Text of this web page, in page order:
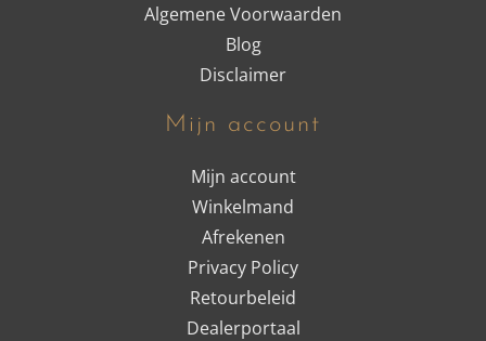
Algemene Voorwaarden
Blog
Disclaimer
Mijn account
Mijn account
Winkelmand
Afrekenen
Privacy Policy
Retourbeleid
Dealerportaal